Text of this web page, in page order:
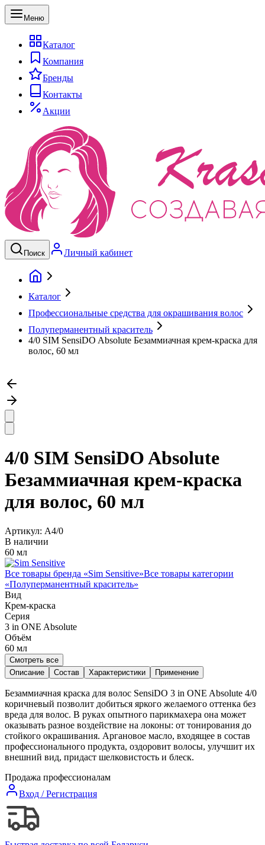
Меню
Каталог
Компания
Бренды
Контакты
Акции
Поиск Личный кабинет
Каталог
Профессиональные средства для окрашивания волос
Полуперманентный краситель
4/0 SIM SensiDO Absolute Безаммиачная крем-краска для
волос, 60 мл
4/0 SIM SensiDO Absolute
Безаммиачная крем-краска
для волос, 60 мл
Артикул: A4/0
В наличии
60 мл
Все товары бренда «Sim Sensitive»Все товары категории
«Полуперманентный краситель»
Вид
Крем-краска
Серия
3 in ONE Absolute
Объём
60 мл
Смотреть все
Описание
Состав Характеристики Применение
Безаммиачная краска для волос SensiDO 3 in ONE Absolute 4/0
коричневый позволит добиться яркого желаемого оттенка без
вреда для волос. В руках опытного парикмахера она может
оказывать разное воздействие на локоны: от тонирования до
стойкого окрашивания. Аргановое масло, входящее в состав
профессионального продукта, оздоровит волосы, улучшит их
внешний вид, придаст шелковистость и блеск.
Продажа профессионалам
Вход / Регистрация